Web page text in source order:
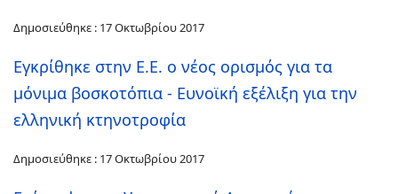
Δημοσιεύθηκε : 17 Οκτωβρίου 2017
Εγκρίθηκε στην Ε.Ε. ο νέος ορισμός για τα
μόνιμα βοσκοτόπια - Ευνοϊκή εξέλιξη για την
ελληνική κτηνοτροφία
Δημοσιεύθηκε : 17 Οκτωβρίου 2017